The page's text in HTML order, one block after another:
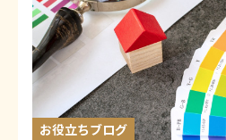
お役立ちブログ